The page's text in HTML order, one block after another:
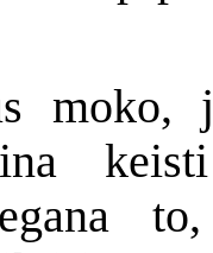
moko,